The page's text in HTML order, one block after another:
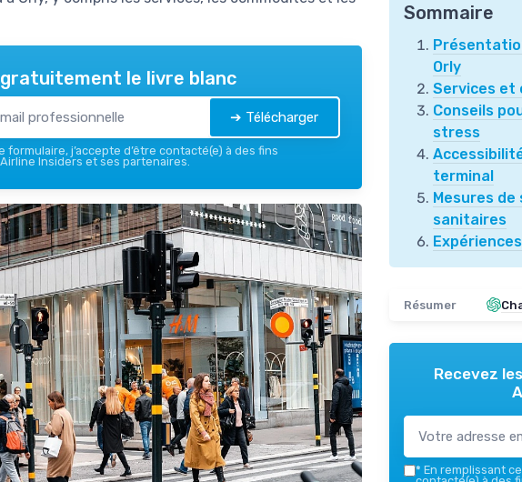
le livre blanc
➔ Télécharger
formulaire, j’accepte d’être contacté(e) à des fins
Insiders et ses partenaires.
Sommaire
Orly
Services et
Conseils
stress
terminal
Mesures
sanitaires
Résumer
Recevez
* En remplissant